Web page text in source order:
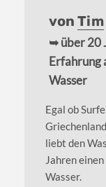
vonTim
➥ über 20
Erfahrung
Wasser
Egal ob
liebt den
Jahren
Wasser.